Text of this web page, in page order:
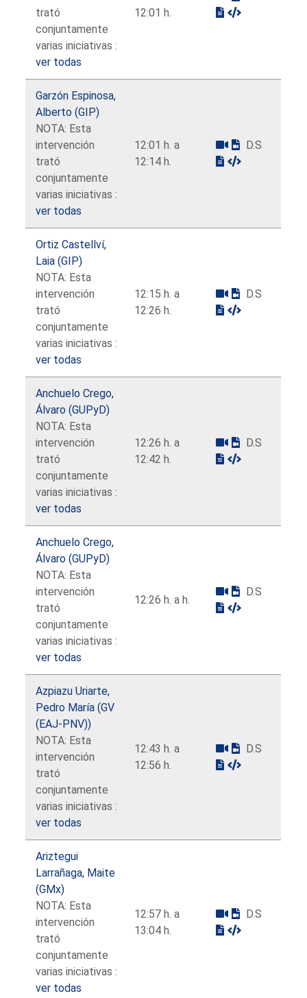
trató
conjuntamente
varias iniciativas :
ver todas
12:01 h.
Garzón Espinosa,
Alberto (GIP)
NOTA: Esta
intervención
trató
conjuntamente
varias iniciativas :
ver todas
12:01 h. a
12:14 h.
D.S
Ortiz Castellví,
Laia (GIP)
NOTA: Esta
intervención
trató
conjuntamente
varias iniciativas :
ver todas
12:15 h. a
12:26 h.
D.S
Anchuelo Crego,
Álvaro (GUPyD)
NOTA: Esta
intervención
trató
conjuntamente
varias iniciativas :
ver todas
12:26 h. a
12:42 h.
D.S
Anchuelo Crego,
Álvaro (GUPyD)
NOTA: Esta
intervención
trató
conjuntamente
varias iniciativas :
ver todas
12:26 h. a h.
D.S
Azpiazu Uriarte,
Pedro María (GV
(EAJ-PNV))
NOTA: Esta
intervención
trató
conjuntamente
varias iniciativas :
ver todas
12:43 h. a
12:56 h.
D.S
Ariztegui
Larrañaga, Maite
(GMx)
NOTA: Esta
intervención
trató
conjuntamente
varias iniciativas :
ver todas
12:57 h. a
13:04 h.
D.S